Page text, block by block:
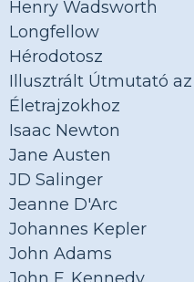
Henry Wadsworth
Longfellow
Hérodotosz
Illusztrált Útmutató az
Életrajzokhoz
Isaac Newton
Jane Austen
JD Salinger
Jeanne D'Arc
Johannes Kepler
John Adams